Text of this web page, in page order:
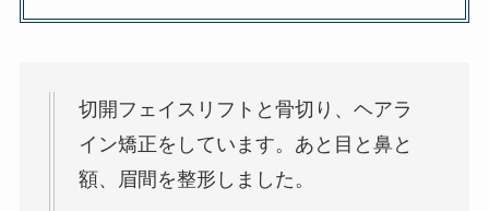
切開フェイスリフトと骨切り、ヘアラ
イン矯正をしています。あと目と鼻と
額、眉間を整形しました。